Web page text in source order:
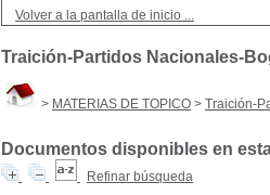
Volver a la pantalla de inicio ...
Traición-Partidos Nacionales-
> MATERIAS DE TOPICO > Traición-
Documentos disponibles en
Refinar búsqueda